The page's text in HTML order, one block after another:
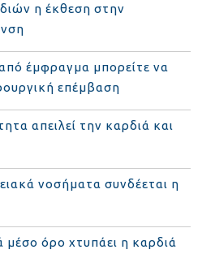
η έκθεση στην
έμφραγμα μπορείτε να
επέμβαση
απειλεί την καρδιά και
νοσήματα συνδέεται η
όρο χτυπάει η καρδιά